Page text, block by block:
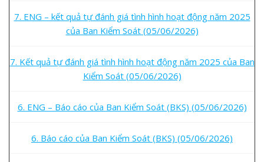
7. ENG – kết quả tự đánh giá tình hình hoạt động năm 2025
của Ban Kiểm Soát (05/06/2026)
7. Kết quả tự đánh giá tình hình hoạt động năm 2025 của Ban
Kiểm Soát (05/06/2026)
6. ENG – Báo cáo của Ban Kiểm Soát (BKS) (05/06/2026)
6. Báo cáo của Ban Kiểm Soát (BKS) (05/06/2026)